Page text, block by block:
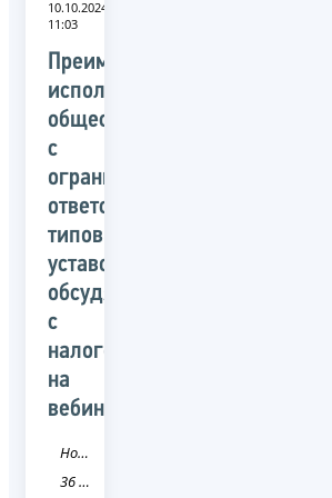
10.10.2024
11:03
Преимущества
использования
обществами
с
ограниченной
ответственностью
типовых
уставов
обсудят
с
налогоплательщиками
на
вебинаре
Новость
36 Воронежская область